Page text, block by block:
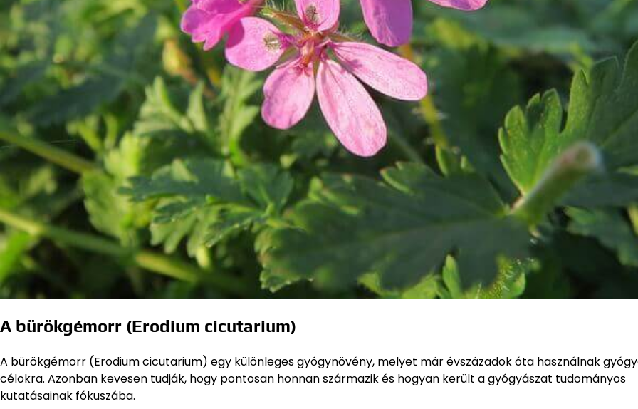
A bürökgémorr (Erodium cicutarium)
A bürökgémorr (Erodium cicutarium) egy különleges gyógynövény, melyet már évszázadok óta használnak
célokra. Azonban kevesen tudják, hogy pontosan honnan származik és hogyan került a gyógyászat tudományos
kutatásainak fókuszába.